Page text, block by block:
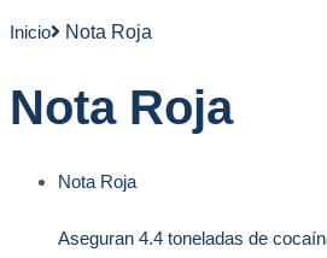
Inicio Nota Roja
Nota Roja
Nota Roja
Aseguran 4.4 toneladas de